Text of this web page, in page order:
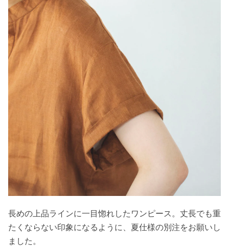
長めの上品ラインに一目惚れしたワンピース。丈長でも重
たくならない印象になるように、夏仕様の別注をお願いし
ました。